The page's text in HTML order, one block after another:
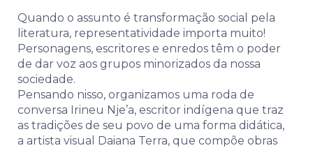
Quando o assunto é transformação social pela
literatura, representatividade importa muito!
Personagens, escritores e enredos têm o poder
de dar voz aos grupos minorizados da nossa
sociedade.
Pensando nisso, organizamos uma roda de
conversa Irineu Nje’a, escritor indígena que traz
as tradições de seu povo de uma forma didática,
a artista visual Daiana Terra, que compõe obras